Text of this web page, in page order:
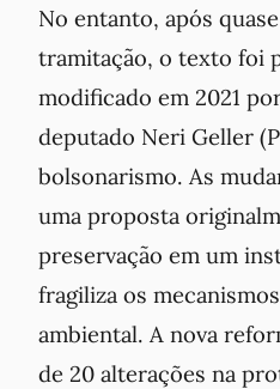
No entanto, após
tramitação, o texto foi
modificado em 2021
deputado Neri Geller
bolsonarismo. As
uma proposta
preservação em um
fragiliza os
ambiental. A nova
de 20 alterações na